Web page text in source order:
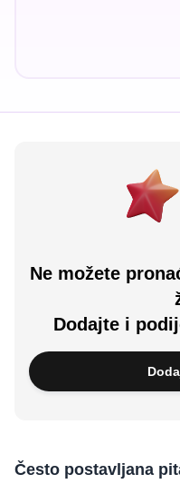
Ne možete
Dodajte i
Često postavljana